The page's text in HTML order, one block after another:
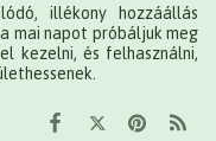
illékony hozzáállás
mai napot próbáljuk meg
kezelni, és felhasználni,